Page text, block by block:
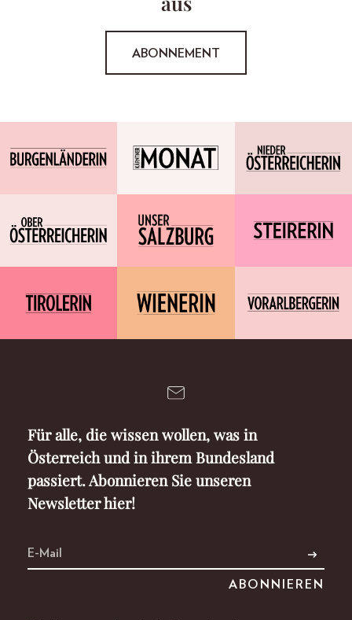
ABONNEMENT
Für alle, die wissen wollen, was in
Österreich und in ihrem Bundesland
passiert. Abonnieren Sie unseren
Newsletter hier!